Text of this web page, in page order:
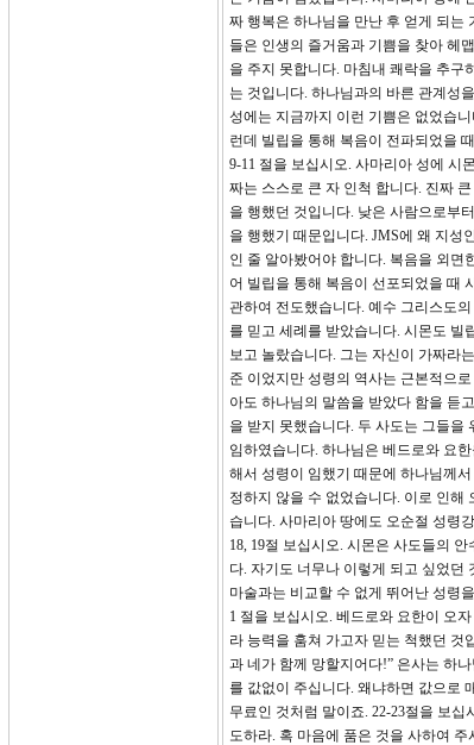
짜 행복은 하나님을 만난 후 얻게 되는
들은 인생의 즐거움과 기쁨을 찾아 헤
을 주지 못합니다. 마침내 쾌락을 추구
는 것입니다. 하나님과의 바른 관계성
성에는 지금까지 이런 기쁨은 없었습
런데 빌립을 통해 복음이 전파되었을
9-11 절을 보십시오. 사마리아 성에 시
짜는 스스로 큰 자 인척 합니다. 진짜
을 행했던 것입니다. 낮은 사람으로부
을 행했기 때문입니다. JMS에 왜 지성
인 줄 알아봤어야 합니다. 복음을 외면
어 빌립을 통해 복음이 선포되었을 때
관하여 전도했습니다. 예수 그리스도
를 믿고 세례를 받았습니다. 시몬도 빌
보고 놀랐습니다. 그는 자신이 가짜라
준 이었지만 성령의 역사는 근본적으
아도 하나님의 말씀을 받았다 함을 듣
을 받지 못했습니다. 두 사도는 그들을
임하였습니다. 하나님은 베드로와 요
해서 성령이 임했기 때문에 하나님께
정하지 않을 수 없었습니다. 이로 인해
습니다. 사마리아 땅에도 오순절 성령
18, 19절 보십시오. 시몬은 사도들의
다. 자기도 너무나 이렇게 되고 싶었던
마술과는 비교할 수 없게 뛰어난 성령
1 절을 보십시오. 베드로와 요한이 오
라 능력을 훔쳐 가고자 믿는 척했던 것
과 네가 함께 망할지어다!” 은사는 하
를 값없이 주십니다. 왜냐하면 값으로
무료인 것처럼 말이죠. 22-23절을 보
도하라. 혹 마음에 품은 것을 사하여